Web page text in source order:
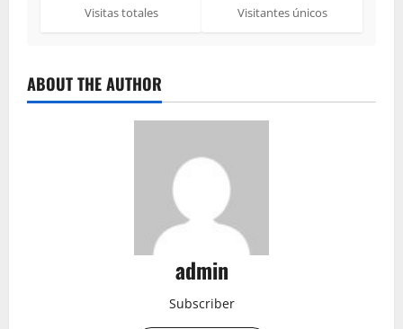
Visitas totales Visitantes únicos
ABOUT THE AUTHOR
admin
Subscriber